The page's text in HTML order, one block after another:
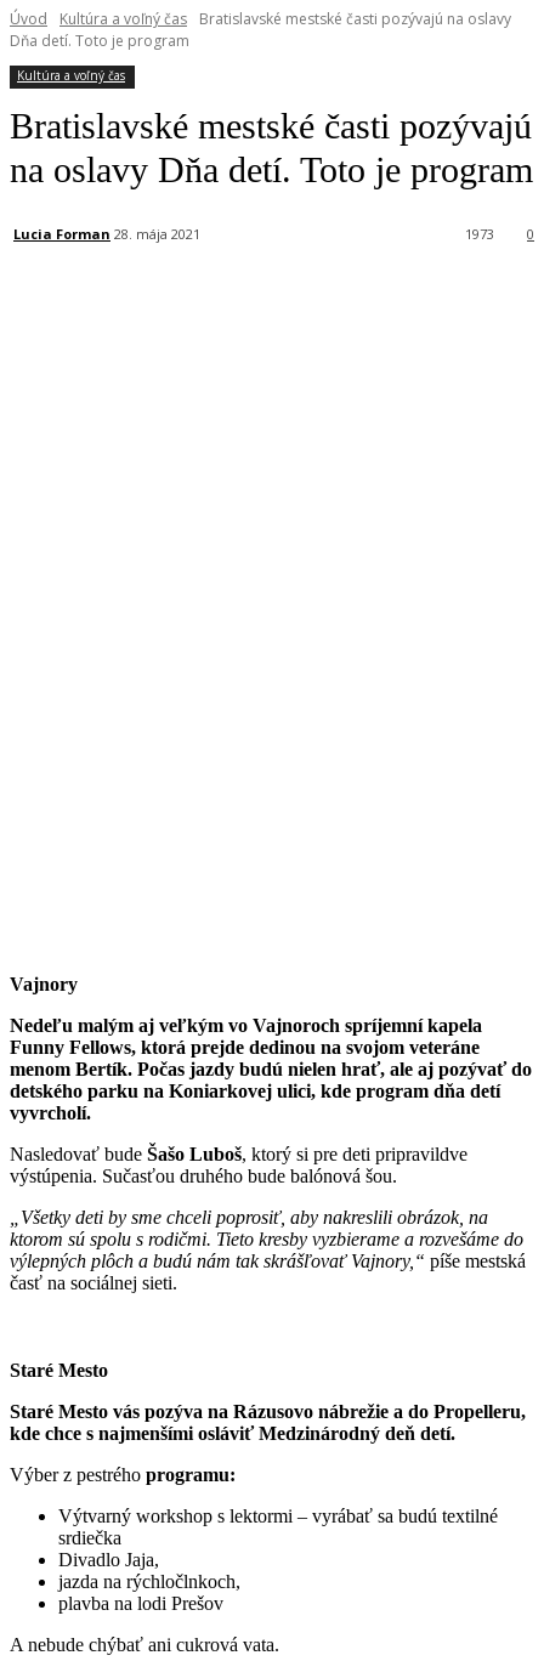
Úvod Kultúra a voľný čas
Bratislavské mestské časti pozývajú na oslavy
Dňa detí. Toto je program
Kultúra a voľný čas
Bratislavské mestské časti pozývajú
na oslavy Dňa detí. Toto je program
Lucia Forman 28. mája 2021 0
1973
Vajnory
Nedeľu malým aj veľkým vo Vajnoroch spríjemní kapela
Funny Fellows, ktorá prejde dedinou na svojom veteráne
menom Bertík. Počas jazdy budú nielen hrať, ale aj pozývať do
detského parku na Koniarkovej ulici, kde program dňa detí
vyvrcholí.
Nasledovať bude Šašo Luboš, ktorý si pre deti pripravildve
výstúpenia. Sučasťou druhého bude balónová šou.
„Všetky deti by sme chceli poprosiť, aby nakreslili obrázok, na
ktorom sú spolu s rodičmi. Tieto kresby vyzbierame a rozvešáme do
výlepných plôch a budú nám tak skrášľovať Vajnory,“ píše mestská
časť na sociálnej sieti.
Staré Mesto
Staré Mesto vás pozýva na Rázusovo nábrežie a do Propelleru,
kde chce s najmenšími osláviť Medzinárodný deň detí.
Výber z pestrého programu:
Výtvarný workshop s lektormi – vyrábať sa budú textilné
srdiečka
Divadlo Jaja,
jazda na rýchločlnkoch,
plavba na lodi Prešov
A nebude chýbať ani cukrová vata.